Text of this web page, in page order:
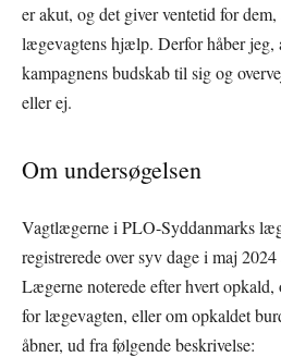
er akut, og det giver ventetid for
lægevagtens hjælp. Derfor håber jeg,
kampagnens budskab til sig og
eller ej.
Om undersøgelsen
Vagtlægerne i PLO-Syddanmarks
registrerede over syv dage i maj
Lægerne noterede efter hvert
for lægevagten, eller om opkaldet
åbner, ud fra følgende beskrivelse: